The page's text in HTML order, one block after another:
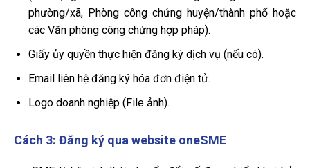
phường/xã, Phòng công chứng huyện/thành phố hoặc
các Văn phòng công chứng hợp pháp).
Giấy ủy quyền thực hiện đăng ký dịch vụ (nếu có).
Email liên hệ đăng ký hóa đơn điện tử.
Logo doanh nghiệp (File ảnh).
Cách 3: Đăng ký qua website oneSME